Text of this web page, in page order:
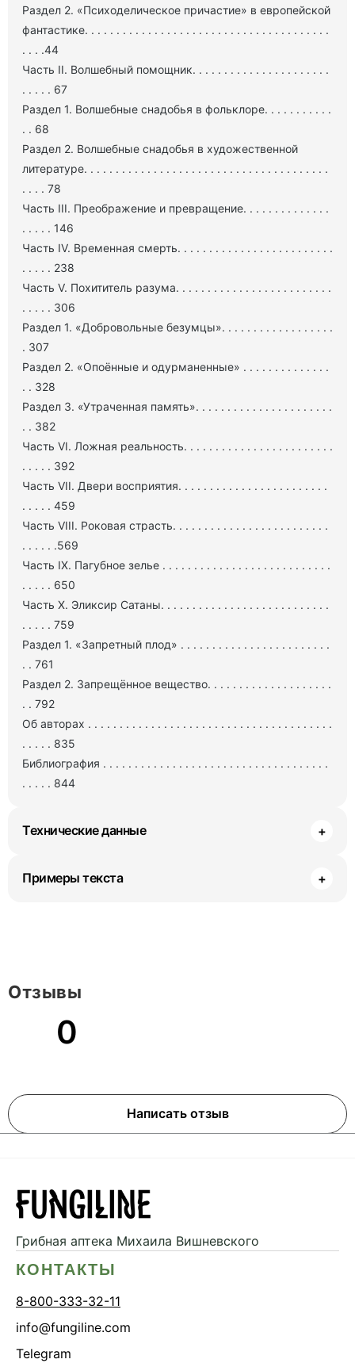
Раздел 2. «Психоделическое причастие» в европейской
фантастике. . . . . . . . . . . . . . . . . . . . . . . . . . . . . . . . . . . . . . .
. . . .44
Часть II. Волшебный помощник. . . . . . . . . . . . . . . . . . . . . .
. . . . . 67
Раздел 1. Волшебные снадобья в фольклоре. . . . . . . . . . .
. . 68
Раздел 2. Волшебные снадобья в художественной
литературе. . . . . . . . . . . . . . . . . . . . . . . . . . . . . . . . . . . . . . .
. . . . 78
Часть III. Преображение и превращение. . . . . . . . . . . . . .
. . . . . 146
Часть IV. Временная смерть. . . . . . . . . . . . . . . . . . . . . . . . .
. . . . . 238
Часть V. Похититель разума. . . . . . . . . . . . . . . . . . . . . . . . .
. . . . . 306
Раздел 1. «Добровольные безумцы». . . . . . . . . . . . . . . . . .
. 307
Раздел 2. «Опоённые и одурманенные» . . . . . . . . . . . . . .
. . 328
Раздел 3. «Утраченная память». . . . . . . . . . . . . . . . . . . . . .
. . 382
Часть VI. Ложная реальность. . . . . . . . . . . . . . . . . . . . . . . .
. . . . . 392
Часть VII. Двери восприятия. . . . . . . . . . . . . . . . . . . . . . . .
. . . . . 459
Часть VIII. Роковая страсть. . . . . . . . . . . . . . . . . . . . . . . . .
. . . . . .569
Часть IX. Пагубное зелье . . . . . . . . . . . . . . . . . . . . . . . . . . .
. . . . . 650
Часть X. Эликсир Сатаны. . . . . . . . . . . . . . . . . . . . . . . . . . .
. . . . . 759
Раздел 1. «Запретный плод» . . . . . . . . . . . . . . . . . . . . . . . .
. . 761
Раздел 2. Запрещённое вещество. . . . . . . . . . . . . . . . . . . .
. . 792
Об авторах . . . . . . . . . . . . . . . . . . . . . . . . . . . . . . . . . . . . . . .
. . . . . 835
Библиография . . . . . . . . . . . . . . . . . . . . . . . . . . . . . . . . . . . .
. . . . . 844
Технические данные +
Примеры текста +
0
Написать отзыв
Отзывы
Грибная аптека Михаила Вишневского
КОНТАКТЫ
8-800-333-32-11
info@fungiline.com
Telegram